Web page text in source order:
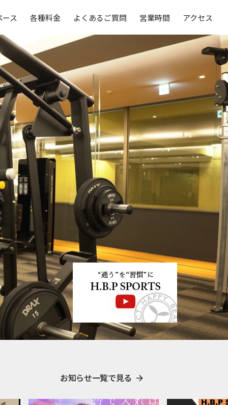
ス 各種料金 よくあるご質問 営業時間 アクセス
お知らせ一覧で見る